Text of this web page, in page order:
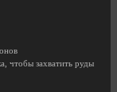
чтобы захватить руды